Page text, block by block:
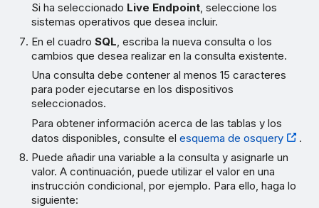
Si ha seleccionado Live Endpoint, seleccione los
sistemas operativos que desea incluir.
En el cuadroSQL , escriba la nueva consulta o los
cambios que desea realizar en la consulta existente.
Una consulta debe contener al menos 15 caracteres
para poder ejecutarse en los dispositivos
seleccionados.
Para obtener información acerca de las tablas y los
datos disponibles, consulte elesquema de osquery
.
Puede añadir una variable a la consulta y asignarle un
valor. A continuación, puede utilizar el valor en una
instrucción condicional, por ejemplo. Para ello, haga lo
siguiente: